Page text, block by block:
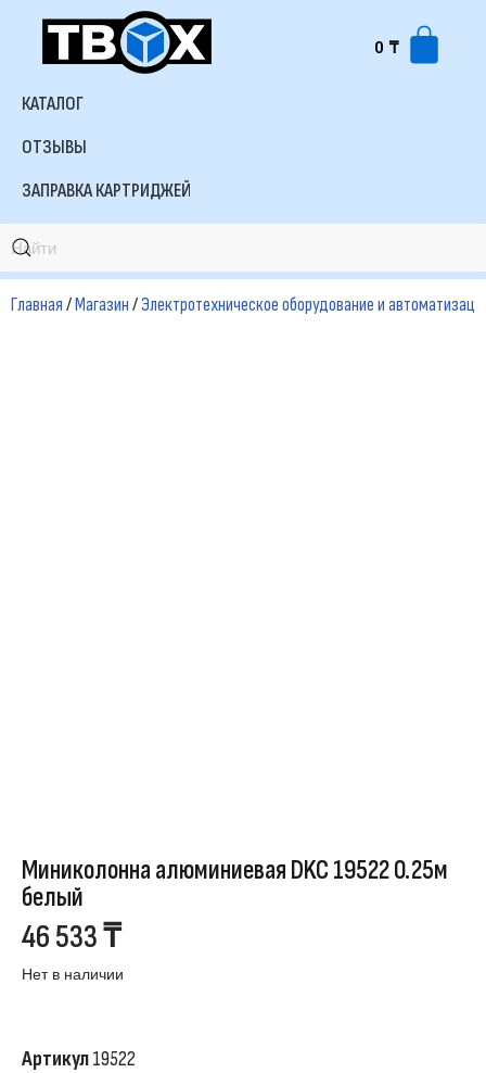
Перейти
содержимому
0 ₸
КАТАЛОГ
ОТЗЫВЫ
ЗАПРАВКА КАРТРИДЖЕЙ
Главная/Магазин/Электротехническое оборудование и
Миниколонна алюминиевая DKC 19522 0.25м
белый
46 533₸
Нет в наличии
Артикул19522